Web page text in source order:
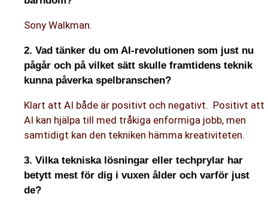
Sony Walkman.
2. Vad tänker du om AI-revolutionen som just nu
pågår och på vilket sätt skulle framtidens teknik
kunna påverka spelbranschen?
Klart att AI både är positivt och negativt. Positivt att
AI kan hjälpa till med tråkiga enformiga jobb, men
samtidigt kan den tekniken hämma kreativiteten.
3. Vilka tekniska lösningar eller techprylar har
betytt mest för dig i vuxen ålder och varför just
de?